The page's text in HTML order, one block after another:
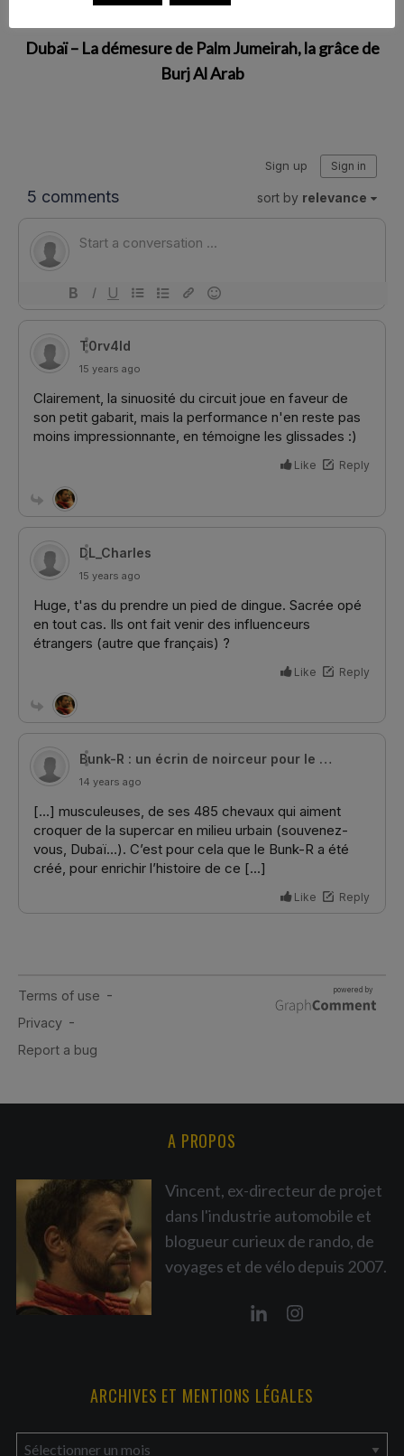
Dubaï – La démesure de Palm Jumeirah, la grâce de
Burj Al Arab
A PROPOS
Vincent, ex-directeur de projet
dans l'industrie automobile et
blogueur curieux de rando, de
voyages et de vélo depuis 2007.
ARCHIVES ET MENTIONS LÉGALES